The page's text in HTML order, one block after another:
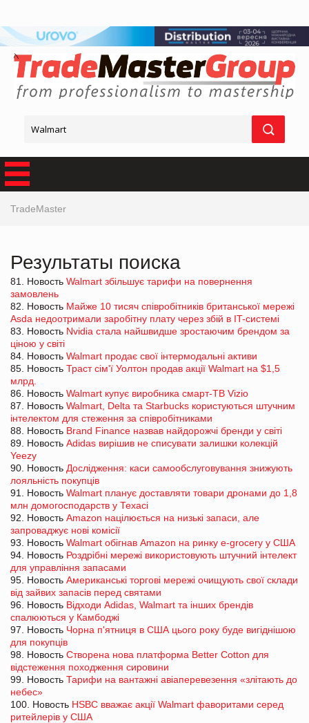
TradeMaster
Результаты поиска
81. Новость Walmart збільшує тарифи на повернення
замовлень
82. Новость Майже 10 тисяч співробітників британської мережі
Asda недоотримали заробітну плату через збій в IT-системі
83. Новость Nvidia стала найшвидше зростаючим брендом за
ціною у світі
84. Новость Walmart продає свої інтермодальні активи
85. Новость Траст сім'ї Уолтон продав акції Walmart на $1,5
млрд.
86. Новость Walmart купує виробника смарт-ТВ Vizio
87. Новость Walmart, Delta та Starbucks користуються штучним
інтелектом для стеження за співробітниками
88. Новость Brand Finance назвав найдорожчі бренди у світі
89. Новость Adidas вирішив не списувати залишки колекцій
Yeezy
90. Новость Дослідження: каси самообслуговування знижують
лояльність покупців
91. Новость Walmart планує доставляти товари дронами до 1,8
млн домогосподарств у Техасі
92. Новость Amazon націлюється на низькі запаси, але
запроваджує нові комісії
93. Новость Walmart обігнав Amazon на ринку e-grocery у США
94. Новость Роздрібні мережі використовують штучний інтелект
для управління запасами
95. Новость Американські торгові мережі очищують свої склади
від зайвих запасів перед святами
96. Новость Відходи Adidas, Walmart та інших брендів
спалюються у Камбоджі
97. Новость Чорна п'ятниця в США цього року буде вигіднішою
для покупців
98. Новость Створена нова платформа Better Cotton для
відстеження походження сировини
99. Новость Тарифи на вантажні авіаперевезення «злітають до
небес»
100. Новость HSBC вважає акції Walmart фаворитами серед
ритейлерів у США